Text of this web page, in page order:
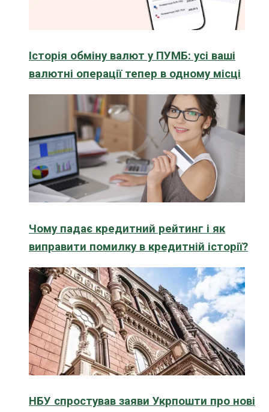
Історія обміну валют у ПУМБ: усі ваші
валютні операції тепер в одному місці
Чому падає кредитний рейтинг і як
виправити помилку в кредитній історії?
НБУ спростував заяви Укрпошти про нові